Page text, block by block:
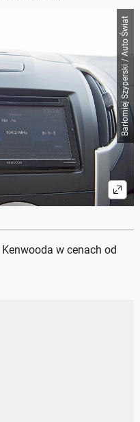
Barłomiej Szyperski / Auto Świat
w cenach od